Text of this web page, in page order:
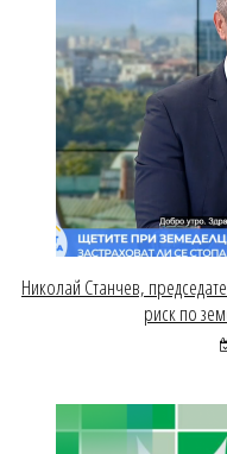
Николай Станчев,
риск по